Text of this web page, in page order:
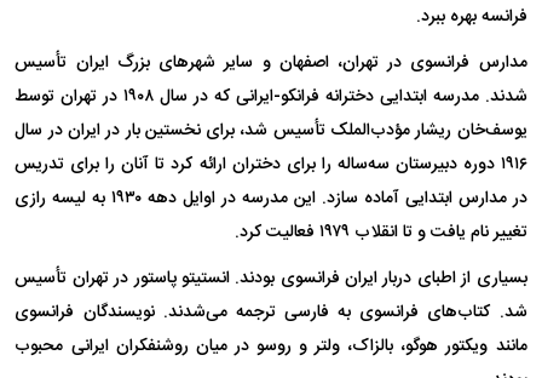
فرانسه بهره ببرد.
مدارس فرانسوی در تهران، اصفهان و سایر شهر‌های بزرگ ایران تأسیس
شدند. مدرسه ابتدایی دخترانه فرانکو-ایرانی که در سال ۱۹۰۸ در تهران توسط
یوسف‌خان ریشار مؤدب‌الملک تأسیس شد، برای نخستین بار در ایران در سال
۱۹۱۶ دوره دبیرستان سه‌ساله را برای دختران ارائه کرد تا آنان را برای تدریس
در مدارس ابتدایی آماده سازد. این مدرسه در اوایل دهه ۱۹۳۰ به لیسه رازی
تغییر نام یافت و تا انقلاب ۱۹۷۹ فعالیت کرد.
بسیاری از اطبای دربار ایران فرانسوی بودند. انستیتو پاستور در تهران تأسیس
شد. کتاب‌های فرانسوی به فارسی ترجمه می‌شدند. نویسندگان فرانسوی
مانند ویکتور هوگو، بالزاک، ولتر و روسو در میان روشنفکران ایرانی محبوب